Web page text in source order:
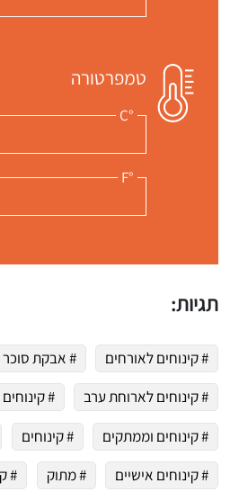
שלי "פודיק" כמנויים עוד היום!
טמפרטורה
°C
°F
תגיות:
# קינוחים לאורחים
# אבקת סוכר
# קינוחים לארוחת ערב
#
# קינוחים וממתקים
# קינוחים
# קינוחים אישיים
# מתוק #